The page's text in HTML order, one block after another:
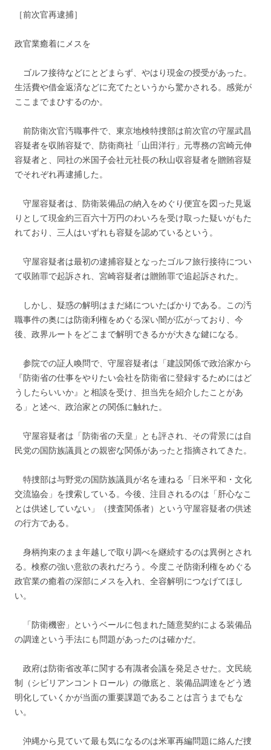
［前次官再逮捕］
政官業癒着にメスを
ゴルフ接待などにとどまらず、やはり現金の授受があった。
生活費や借金返済などに充てたというから驚かされる。感覚が
ここまでまひするのか。
前防衛次官汚職事件で、東京地検特捜部は前次官の守屋武昌
容疑者を収賄容疑で、防衛商社「山田洋行」元専務の宮崎元伸
容疑者と、同社の米国子会社元社長の秋山収容疑者を贈賄容疑
でそれぞれ再逮捕した。
守屋容疑者は、防衛装備品の納入をめぐり便宜を図った見返
りとして現金約三百六十万円のわいろを受け取った疑いがもた
れており、三人はいずれも容疑を認めているという。
守屋容疑者は最初の逮捕容疑となったゴルフ旅行接待につい
て収賄罪で起訴され、宮崎容疑者は贈賄罪で追起訴された。
しかし、疑惑の解明はまだ緒についたばかりである。この汚
職事件の奥には防衛利権をめぐる深い闇が広がっており、今
後、政界ルートをどこまで解明できるかが大きな鍵になる。
参院での証人喚問で、守屋容疑者は「建設関係で政治家から
『防衛省の仕事をやりたい会社を防衛省に登録するためにはど
うしたらいいか』と相談を受け、担当先を紹介したことがあ
る」と述べ、政治家との関係に触れた。
守屋容疑者は「防衛省の天皇」とも評され、その背景には自
民党の国防族議員との親密な関係があったと指摘されてきた。
特捜部は与野党の国防族議員が名を連ねる「日米平和・文化
交流協会」を捜索している。今後、注目されるのは「肝心なこ
とは供述していない」（捜査関係者）という守屋容疑者の供述
の行方である。
身柄拘束のまま年越しで取り調べを継続するのは異例とされ
る。検察の強い意欲の表れだろう。今度こそ防衛利権をめぐる
政官業の癒着の深部にメスを入れ、全容解明につなげてほし
い。
「防衛機密」というベールに包まれた随意契約による装備品
の調達という手法にも問題があったのは確かだ。
政府は防衛省改革に関する有識者会議を発足させた。文民統
制（シビリアンコントロール）の徹底と、装備品調達をどう透
明化していくかが当面の重要課題であることは言うまでもな
い。
沖縄から見ていて最も気になるのは米軍再編問題に絡んだ捜